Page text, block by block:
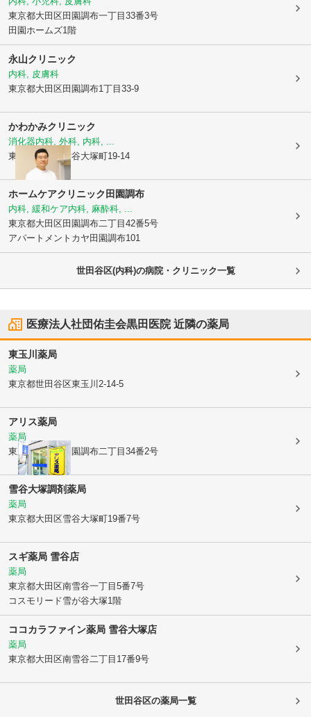
東京都大田区 田園調布一丁目33番3号
田園ホームズ1階
永山クリニック
内科, 皮膚科
東京都大田区 田園調布1丁目33-9
かわかみクリニック
消化器内科, 外科, 内科, ...
東京都大田区雪谷大塚町19-14
ホームケアクリニック田園調布
内科, 緩和ケア内科, 麻酔科, ...
東京都大田区 田園調布二丁目42番5号
アパートメントカヤ田園調布101
世田谷区(内科)の病院・クリニック一覧
医療法人社団佑圭会黒田医院近隣の薬局
東玉川薬局
薬局
東京都世田谷区東玉川2-14-5
アリス薬局
薬局
東京都大田区田園調布二丁目34番2号
雪谷大塚調剤薬局
薬局
東京都大田区雪谷大塚町19番7号
スギ薬局 雪谷店
薬局
東京都大田区南雪谷一丁目5番7号
コスモリード雪が谷大塚1階
ココカラファイン薬局 雪谷大塚店
薬局
東京都大田区南雪谷二丁目17番9号
世田谷区の薬局一覧